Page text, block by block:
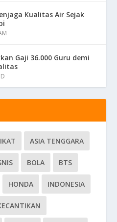
Kualitas Air Sejak
Gaji 36.000 Guru demi
ASIA TENGGARA
BOLA BTS
HONDA INDONESIA